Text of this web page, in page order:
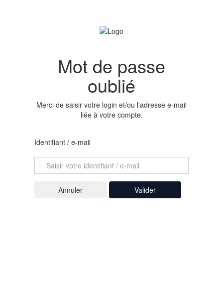
Mot de passe
oublié
Merci de saisir votre login et/ou l'adresse e-mail
liée à votre compte.
Identifiant / e-mail
Valider